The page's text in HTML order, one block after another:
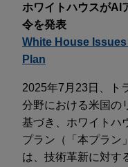
ホワイトハウスがAI
令を発表
White House
Plan
2025年7月23日、ト
分野における米国の
基づき、ホワイトハ
プラン（「本プラン
は、技術革新に対す